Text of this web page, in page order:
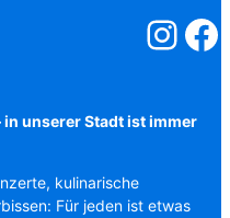
in unserer Stadt ist immer
kulinarische
Für jeden ist etwas